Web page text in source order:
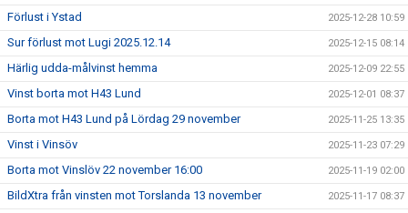
Förlust i Ystad 2025-12-28 10:59
Sur förlust mot Lugi 2025.12.14 2025-12-15 08:14
Härlig udda-målvinst hemma 2025-12-09 22:55
Vinst borta mot H43 Lund 2025-12-01 08:37
Borta mot H43 Lund på Lördag 29 november 2025-11-25 13:35
Vinst i Vinsöv 2025-11-23 07:29
Borta mot Vinslöv 22 november 16:00 2025-11-19 02:00
BildXtra från vinsten mot Torslanda 13 november 2025-11-17 08:37